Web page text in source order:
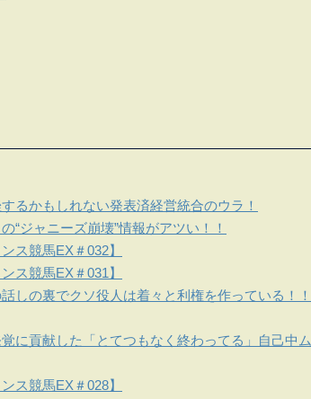
るかもしれない発表済経営統合のウラ！
“ジャニーズ崩壊”情報がアツい！！
ス競馬EX＃032】
ス競馬EX＃031】
しの裏でクソ役人は着々と利権を作っている！！
に貢献した「とてつもなく終わってる」自己中ム
ス競馬EX＃028】